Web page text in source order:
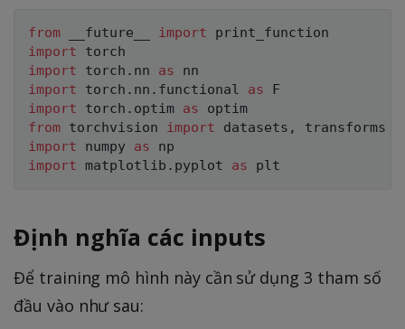
e
},
\
a
b
x
h
f{
\
t
h
e
},
\
a
from __future__ import
import
import torch . nn as
import torch . nn . functional as
import torch . optim as
from torchvision import datasets ,
import numpy as
import matplotlib . pyplot as
Định nghĩa các inputs
Để training mô hình này cần sử dụng 3 tham số
đầu vào như sau: